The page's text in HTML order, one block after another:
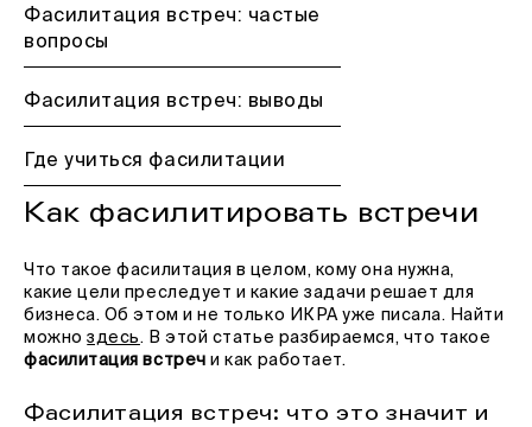
Фасилитация встреч: частые
вопросы
Фасилитация встреч: выводы
Где учиться фасилитации
Как фасилитировать встречи
Что такое фасилитация в целом, кому она нужна,
какие цели преследует и какие задачи решает для
бизнеса. Об этом и не только ИКРА уже писала. Найти
можноздесь. В этой статье разбираемся, что такое
фасилитация встреч и как работает.
Фасилитация встреч: что это значит и